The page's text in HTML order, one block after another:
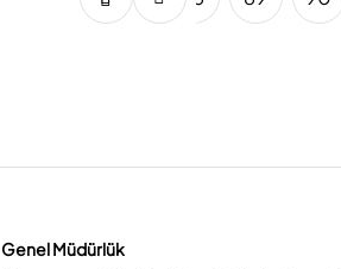
Genel Müdürlük